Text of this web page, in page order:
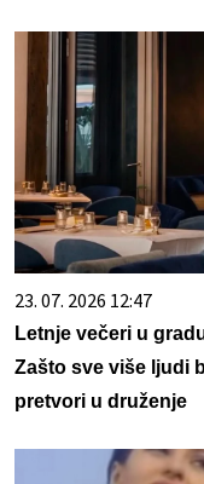
23. 07. 2026 12:47
Letnje večeri u
Zašto sve više ljudi
pretvori u druženje